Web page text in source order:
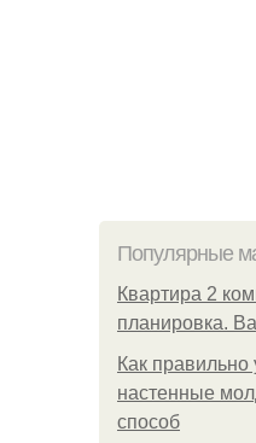
Популярные
Квартира 2
планировка.
Как правильно
настенные
способ